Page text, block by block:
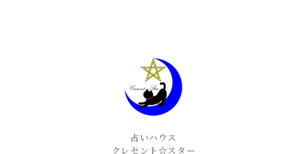
占いハウス
​​​​​​​クレセント☆スター